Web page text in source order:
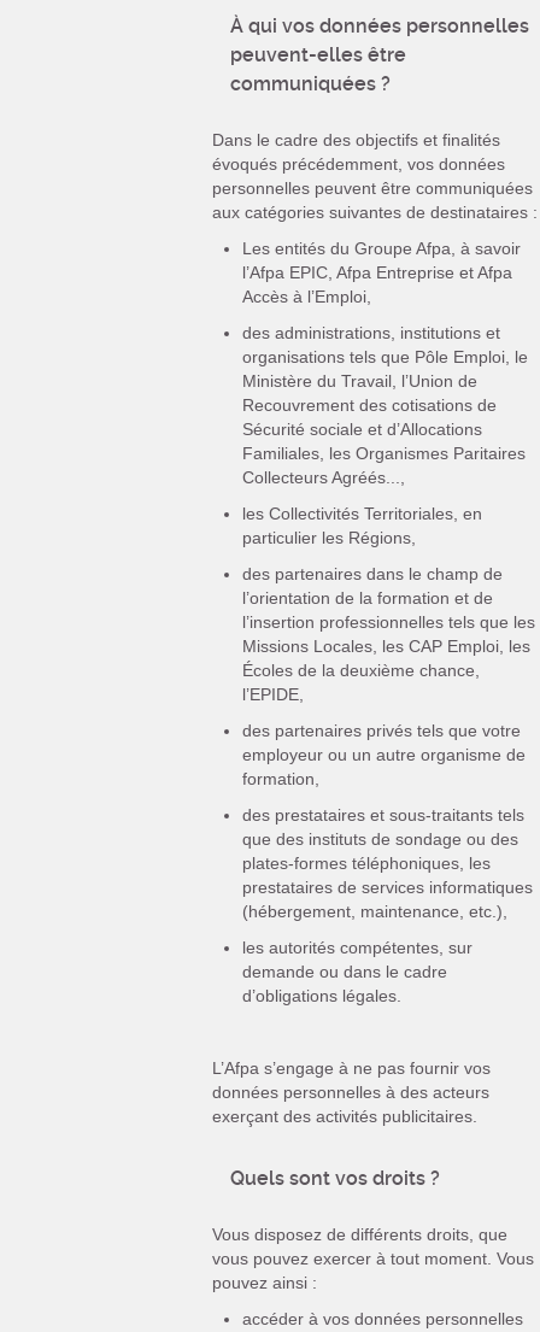
À qui vos données personnelles
peuvent-elles être
communiquées ?
Dans le cadre des objectifs et finalités
évoqués précédemment, vos données
personnelles peuvent être communiquées
aux catégories suivantes de destinataires :
Les entités du Groupe Afpa, à savoir
l’Afpa EPIC, Afpa Entreprise et Afpa
Accès à l’Emploi,
des administrations, institutions et
organisations tels que Pôle Emploi, le
Ministère du Travail, l’Union de
Recouvrement des cotisations de
Sécurité sociale et d’Allocations
Familiales, les Organismes Paritaires
Collecteurs Agréés...,
les Collectivités Territoriales, en
particulier les Régions,
des partenaires dans le champ de
l’orientation de la formation et de
l’insertion professionnelles tels que les
Missions Locales, les CAP Emploi, les
Écoles de la deuxième chance,
l’EPIDE,
des partenaires privés tels que votre
employeur ou un autre organisme de
formation,
des prestataires et sous-traitants tels
que des instituts de sondage ou des
plates-formes téléphoniques, les
prestataires de services informatiques
(hébergement, maintenance, etc.),
les autorités compétentes, sur
demande ou dans le cadre
d’obligations légales.
L’Afpa s’engage à ne pas fournir vos
données personnelles à des acteurs
exerçant des activités publicitaires.
Quels sont vos droits ?
Vous disposez de différents droits, que
vous pouvez exercer à tout moment. Vous
pouvez ainsi :
accéder à vos données personnelles